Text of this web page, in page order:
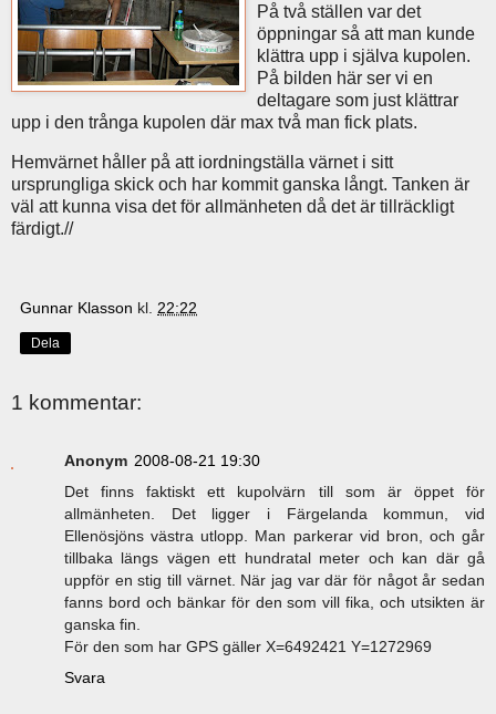
På två ställen var det
öppningar så att man kunde
klättra upp i själva kupolen.
På bilden här ser vi en
deltagare som just klättrar
upp i den trånga kupolen där max två man fick plats.
Hemvärnet håller på att iordningställa värnet i sitt
ursprungliga skick och har kommit ganska långt. Tanken är
väl att kunna visa det för allmänheten då det är tillräckligt
färdigt.//
Gunnar Klasson kl. 22:22
Dela
1 kommentar:
Anonym 2008-08-21 19:30
Det finns faktiskt ett kupolvärn till som är öppet för
allmänheten. Det ligger i Färgelanda kommun, vid
Ellenösjöns västra utlopp. Man parkerar vid bron, och går
tillbaka längs vägen ett hundratal meter och kan där gå
uppför en stig till värnet. När jag var där för något år sedan
fanns bord och bänkar för den som vill fika, och utsikten är
ganska fin.
För den som har GPS gäller X=6492421 Y=1272969
Svara